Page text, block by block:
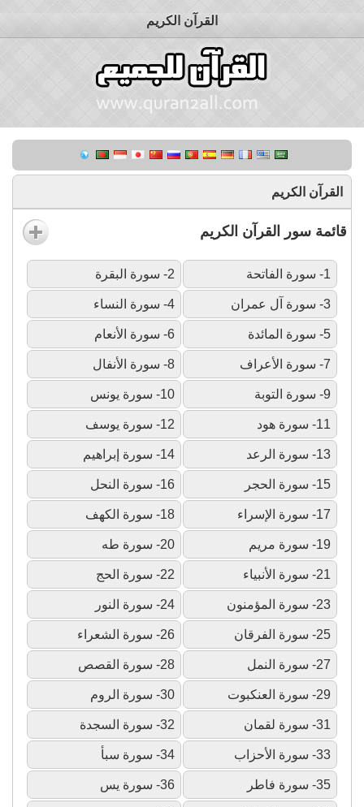
القرآن الكريم
القرآن الكريم
قائمة سور القرآن الكريم
1- سورة الفاتحة 2- سورة البقرة
3- سورة آل عمران 4- سورة النساء
5- سورة المائدة 6- سورة الأنعام
7- سورة الأعراف 8- سورة الأنفال
9- سورة التوبة 10- سورة يونس
11- سورة هود 12- سورة يوسف
13- سورة الرعد 14- سورة إبراهيم
15- سورة الحجر 16- سورة النحل
17- سورة الإسراء 18- سورة الكهف
19- سورة مريم 20- سورة طه
21- سورة الأنبياء 22- سورة الحج
23- سورة المؤمنون 24- سورة النور
25- سورة الفرقان 26- سورة الشعراء
27- سورة النمل 28- سورة القصص
29- سورة العنكبوت 30- سورة الروم
31- سورة لقمان 32- سورة السجدة
33- سورة الأحزاب 34- سورة سبأ
35- سورة فاطر 36- سورة يس